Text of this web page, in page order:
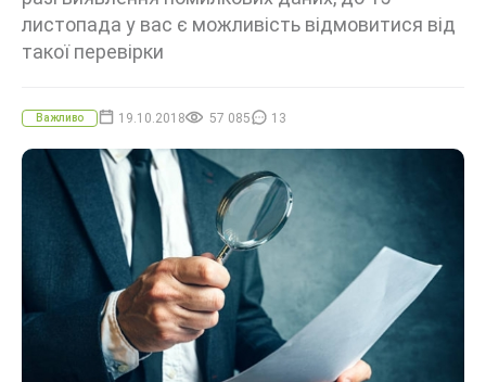
листопада у вас є можливість відмовитися від
такої перевірки
Важливо 19.10.2018 57 085 13